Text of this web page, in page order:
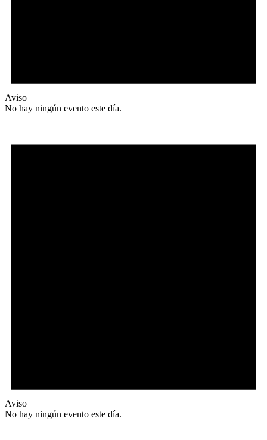
Aviso
No hay ningún evento este día.
Aviso
No hay ningún evento este día.